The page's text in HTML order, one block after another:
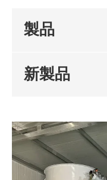
製品
新製品